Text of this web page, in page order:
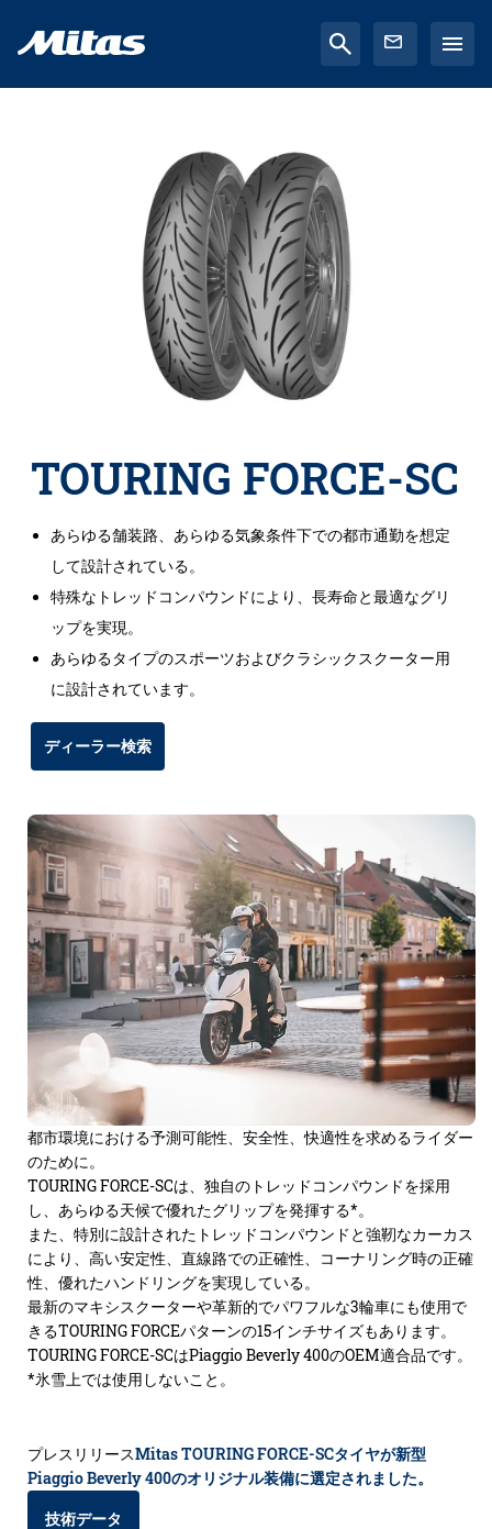
TOURING FORCE-SC
あらゆる舗装路、あらゆる気象条件下での都市通勤を想定
して設計されている。
特殊なトレッドコンパウンドにより、長寿命と最適なグリ
ップを実現。
あらゆるタイプのスポーツおよびクラシックスクーター用
に設計されています。
ディーラー検索
都市環境における予測可能性、安全性、快適性を求めるライダー
のために。
TOURING FORCE-SCは、独自のトレッドコンパウンドを採用
し、あらゆる天候で優れたグリップを発揮する*。
また、特別に設計されたトレッドコンパウンドと強靭なカーカス
により、高い安定性、直線路での正確性、コーナリング時の正確
性、優れたハンドリングを実現している。
最新のマキシスクーターや革新的でパワフルな3輪車にも使用で
きるTOURING FORCEパターンの15インチサイズもあります。
TOURING FORCE-SCはPiaggio Beverly 400のOEM適合品です。
*氷雪上では使用しないこと。
プレスリリースMitas TOURING FORCE-SCタイヤが新型
Piaggio Beverly 400のオリジナル装備に選定されました。
技術データ